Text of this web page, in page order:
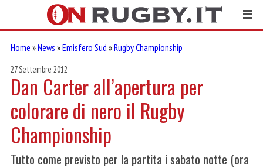
Home »News »Emisfero Sud »Rugby Championship
27 Settembre 2012
Dan Carter all’apertura per
colorare di nero il Rugby
Championship
Tutto come previsto per la partita i sabato notte (ora